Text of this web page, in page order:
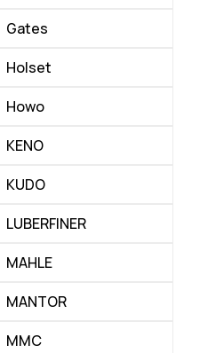
Gates
Holset
Howo
KENO
KUDO
LUBERFINER
MAHLE
MANTOR
MMC